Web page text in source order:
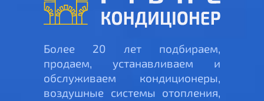
Более 20 лет подбираем,
продаем, устанавливаем и
обслуживаем кондиционеры,
воздушные системы отопления,